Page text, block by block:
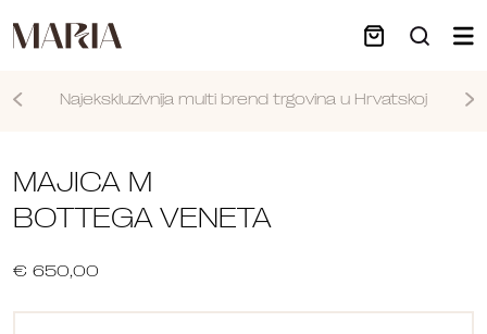
Najekskluzivnija multi brend trgovina u Hrvatskoj
MAJICA M
BOTTEGA VENETA
€ 650,00